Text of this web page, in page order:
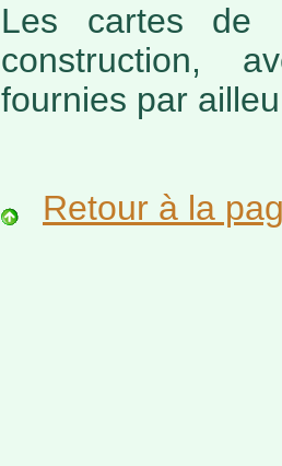
Les cartes de
construction,
fournies par
Retour à la